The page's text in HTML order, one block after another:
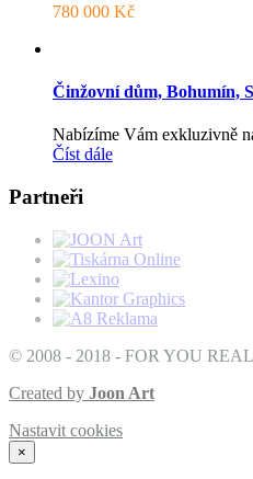
780 000 Kč
Činžovní dům, Bohumín,
Nabízíme Vám exkluzivně
Číst dále
Partneři
© 2008 - 2018 - FOR YOU
Created by Joon Art
Nastavit cookies
×